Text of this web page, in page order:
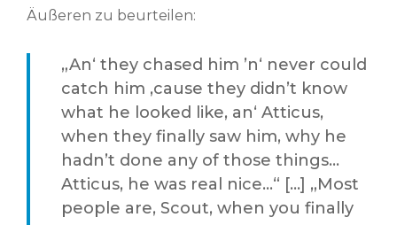
Äußeren zu beurteilen:
„An‘ they chased him ’n‘ never could
catch him ‚cause they didn’t know
what he looked like, an‘ Atticus,
when they finally saw him, why he
hadn’t done any of those things…
Atticus, he was real nice…“ […] „Most
people are, Scout, when you finally